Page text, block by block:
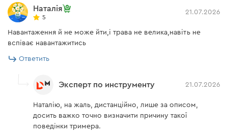
От диаметра диска, длины лески или ножей
зависит радиус зоны действия триммера.
Наталія
5
21.07.2026
Навантаження й не може йти,і трава не велика,навіть не
вспіває навантажитись
Ответить
Эксперт по инструменту 21.07.2026
Наталію, на жаль, дистанційно, лише за описом,
досить важко точно визначити причину такої
поведінки тримера.